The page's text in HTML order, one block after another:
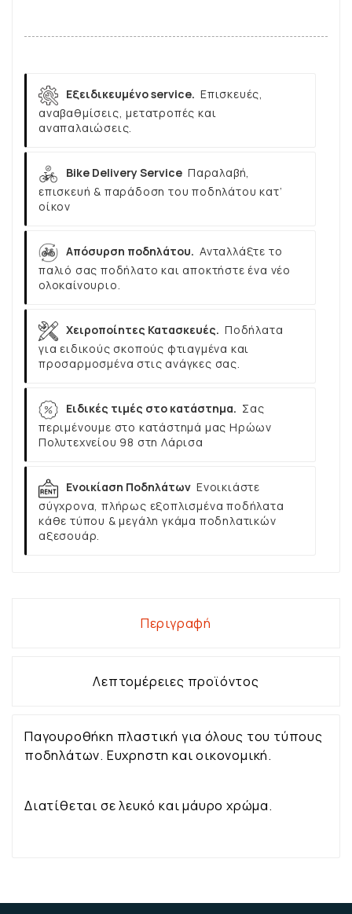
Εξειδικευμένο service. Επισκευές,
αναβαθμίσεις, μετατροπές και
αναπαλαιώσεις.
Bike Delivery Service Παραλαβή,
επισκευή & παράδοση του ποδηλάτου κατ’
οίκον
Απόσυρση ποδηλάτου. Ανταλλάξτε το
παλιό σας ποδήλατο και αποκτήστε ένα νέο
ολοκαίνουριο.
Χειροποίητες Κατασκευές. Ποδήλατα
για ειδικούς σκοπούς φτιαγμένα και
προσαρμοσμένα στις ανάγκες σας.
Ειδικές τιμές στο κατάστημα. Σας
περιμένουμε στο κατάστημά μας Ηρώων
Πολυτεχνείου 98 στη Λάρισα
Ενοικίαση Ποδηλάτων Ενοικιάστε
σύγχρονα, πλήρως εξοπλισμένα ποδήλατα
κάθε τύπου & μεγάλη γκάμα ποδηλατικών
αξεσουάρ.
Περιγραφή
Λεπτομέρειες προϊόντος
Παγουροθήκη πλαστική για όλους του τύπους
ποδηλάτων. Ευχρηστη και οικονομική.
Διατίθεται σε λευκό και μάυρο χρώμα.